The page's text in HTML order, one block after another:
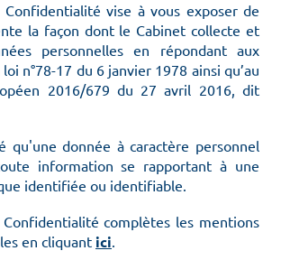
vise à vous exposer de
la façon dont le Cabinet collecte et
personnelles en répondant aux
n°78-17 du 6 janvier 1978 ainsi qu’au
2016/679 du 27 avril 2016, dit
qu'une donnée à caractère personnel
information se rapportant à une
identifiée ou identifiable.
complètes les mentions
en cliquant ici.